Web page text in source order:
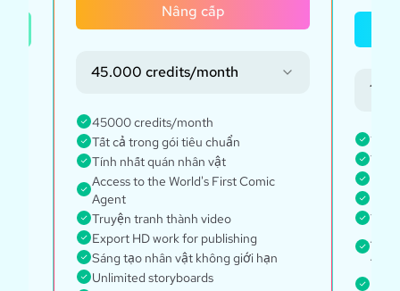
Nâng cấp
45.000 credits/month
45000 credits/month
Tất cả trong gói tiêu chuẩn
Tính nhất quán nhân vật
Access to the World's First Comic
Agent
Truyện tranh thành video
Export HD work for publishing
Sáng tạo nhân vật không giới hạn
Unlimited storyboards
Tất
Tính